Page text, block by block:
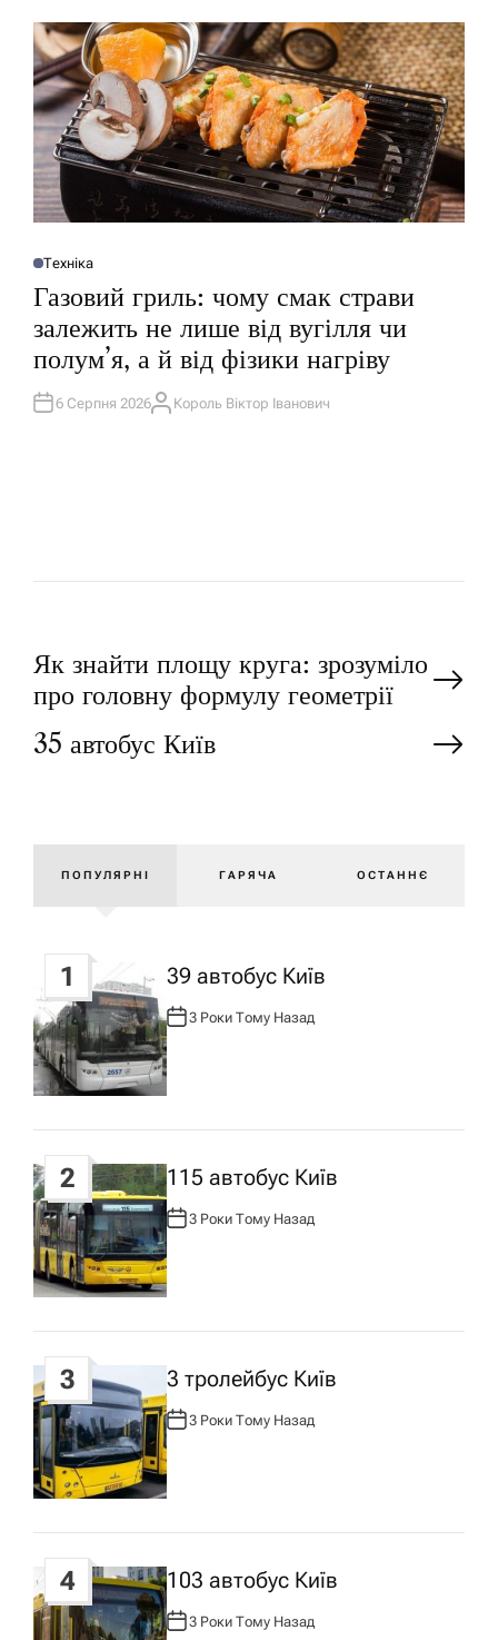
О
Л
І
К
У
А
Т
Техніка
Газовий гриль: чому смак страви
залежить не лише від вугілля чи
полум’я, а й від фізики нагріву
6 Серпня 2026А
Король Віктор Іванович
Н
а
і
г
а
ц
і
я
з
а
п
и
с
у
Як знайти площу круга: зрозуміло
про головну формулу геометрії
35 автобус Київ
ПОПУЛЯРНІ ГАРЯЧА ОСТАННЄ
1 39 автобус Київ
А
В
Т
О
Р
:
3 Роки Тому Назад
2 115 автобус Київ
А
Т
О
Р
:
3 Роки Тому Назад
3 3 тролейбус Київ
А
В
Т
О
Р
:
3 Роки Тому Назад
4 103 автобус Київ
А
3 Роки Тому Назад